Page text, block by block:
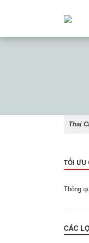
Thai
TỐI ƯU
Thông
CÁC